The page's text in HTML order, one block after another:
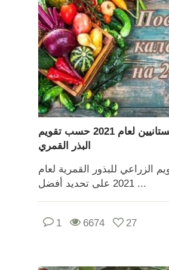
توصيات للبستانيين لعام 2021 حسب تقويم
البذر القمري
الزراعي للبذور القمرية لعام
2021 على تحديد أفضل ...
1 6674 27